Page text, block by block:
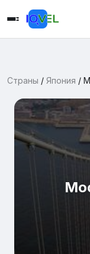
Страны / Япония /